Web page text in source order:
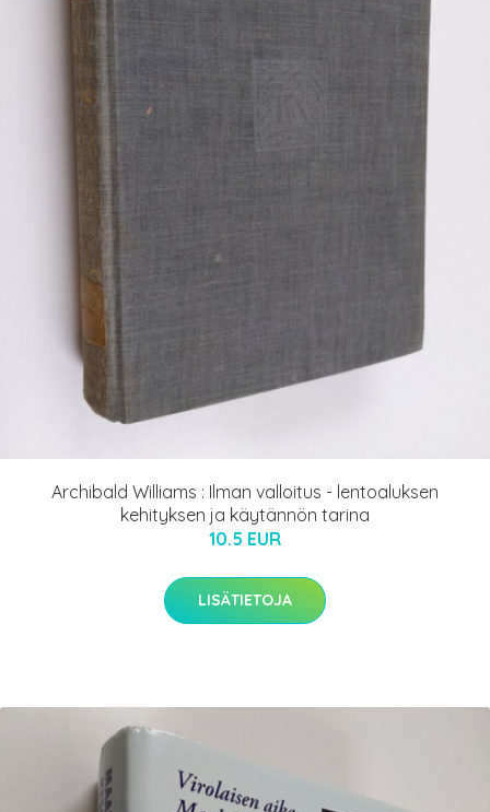
Archibald Williams : Ilman valloitus - lentoaluksen
kehityksen ja käytännön tarina
10.5 EUR
LISÄTIETOJA